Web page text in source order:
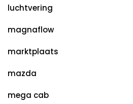
luchtvering
magnaflow
marktplaats
mazda
mega cab